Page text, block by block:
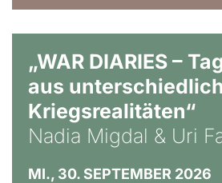
„WAR DIARIES –
aus
Kriegsrealitäten“
Nadia Migdal & Uri
MI., 30. SEPTEMBER 2026